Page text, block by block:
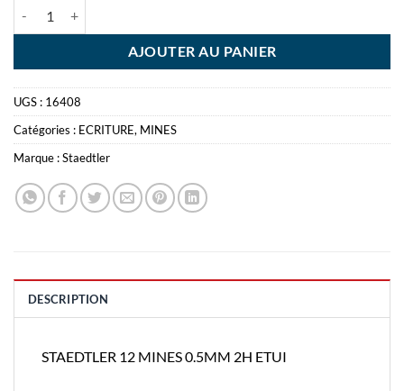
AJOUTER AU PANIER
UGS : 16408
Catégories : ECRITURE, MINES
Marque :Staedtler
DESCRIPTION
STAEDTLER 12 MINES 0.5MM 2H ETUI